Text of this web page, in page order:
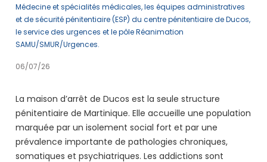
Médecine et spécialités médicales, les équipes administratives
et de sécurité pénitentiaire (ESP) du centre pénitentiaire de Ducos,
le service des urgences et le pôle Réanimation
SAMU/SMUR/Urgences.
06/07/26
La maison d’arrêt de Ducos est la seule structure
pénitentiaire de Martinique. Elle accueille une population
marquée par un isolement social fort et par une
prévalence importante de pathologies chroniques,
somatiques et psychiatriques. Les addictions sont